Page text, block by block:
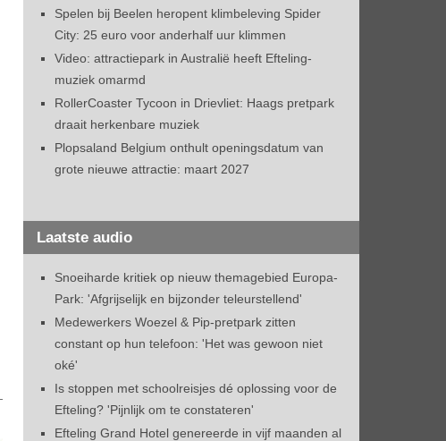
Spelen bij Beelen heropent klimbeleving Spider
City: 25 euro voor anderhalf uur klimmen
Video: attractiepark in Australië heeft Efteling-
muziek omarmd
RollerCoaster Tycoon in Drievliet: Haags pretpark
draait herkenbare muziek
Plopsaland Belgium onthult openingsdatum van
grote nieuwe attractie: maart 2027
Laatste audio
Snoeiharde kritiek op nieuw themagebied Europa-
Park: 'Afgrijselijk en bijzonder teleurstellend'
Medewerkers Woezel & Pip-pretpark zitten
constant op hun telefoon: 'Het was gewoon niet
oké'
Is stoppen met schoolreisjes dé oplossing voor de
Efteling? 'Pijnlijk om te constateren'
Efteling Grand Hotel genereerde in vijf maanden al